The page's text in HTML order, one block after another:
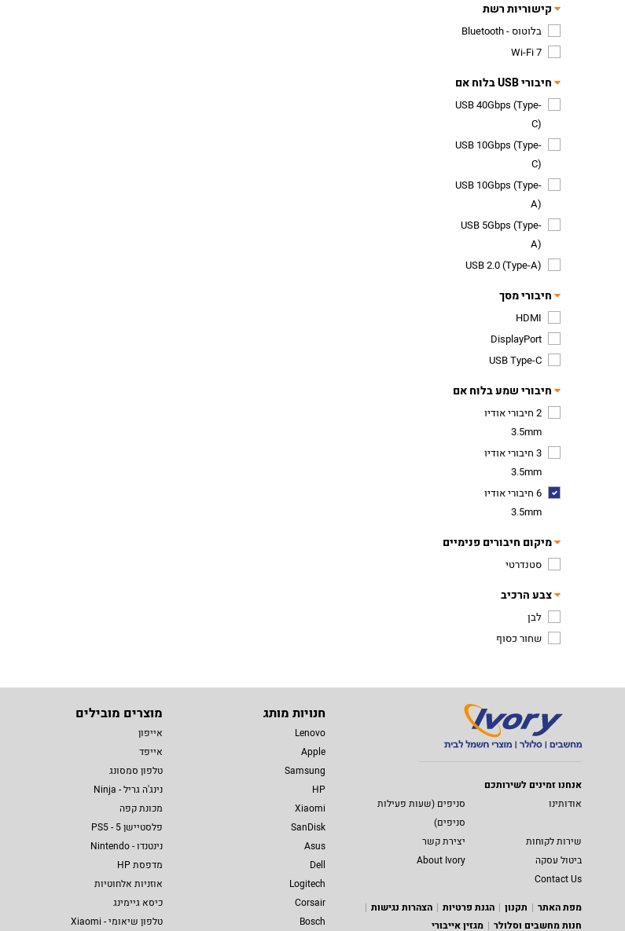
קישוריות רשת
בלוטוס - Bluetooth
Wi-Fi 7
חיבורי USB בלוח אם
USB 40Gbps (Type-
C)
USB 10Gbps (Type-
C)
USB 10Gbps (Type-
A)
USB 5Gbps (Type-
A)
USB 2.0 (Type-A)
חיבורי מסך
HDMI
DisplayPort
USB Type-C
חיבורי שמע בלוח אם
2 חיבורי אודיו
3.5mm
3 חיבורי אודיו
3.5mm
6 חיבורי אודיו
3.5mm
מיקום חיבורים פנימיים
סטנדרטי
צבע הרכיב
לבן
שחור כסוף
אנחנו זמינים לשירותכם
אודותינו
סניפים (שעות פעילות
סניפים)
שירות לקוחות
יצירת קשר
ביטול עסקה
About Ivory
Contact Us
מפת האתר
תקנון הגנת פרטיות
הצהרות נגישות
חנות מחשבים וסלולר
מגזין אייבורי
חנויות מותג
Lenovo
Apple
Samsung
HP
Xiaomi
SanDisk
Asus
Dell
Logitech
Corsair
Bosch
מוצרים מובילים
אייפון
אייפד
טלפון סמסונג
נינג'ה גריל - Ninja
מכונת קפה
פלסטיישן 5 - PS5
נינטנדו - Nintendo
מדפסת HP
אוזניות אלחוטיות
כיסא גיימינג
טלפון שיאומי - Xiaomi